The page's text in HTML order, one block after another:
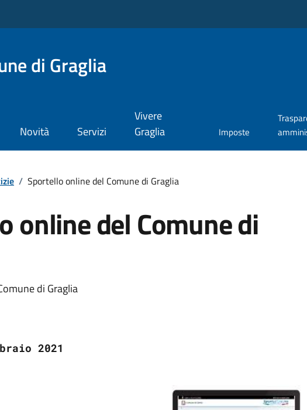
di Graglia
Novità Servizi
Vivere
Graglia
Imposte
/ Sportello online del Comune di Graglia
online del Comune di
di Graglia
2021